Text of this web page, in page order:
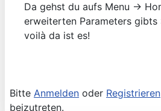
Da gehst du aufs Menu ->
erweiterten Parameters gibts
voilà da ist es!
Bitte Anmelden oder Registrieren
beizutreten.